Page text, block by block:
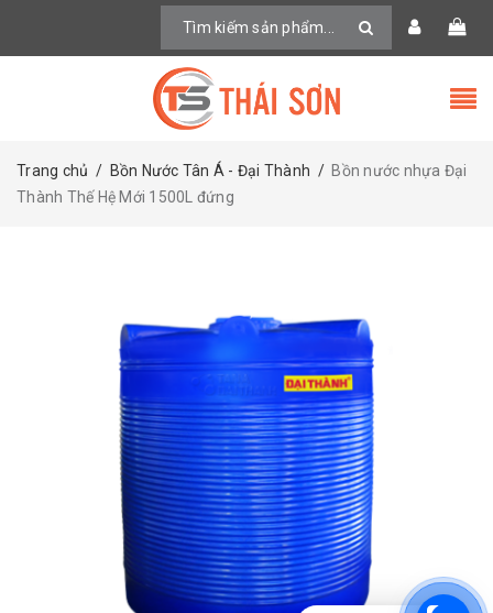
Trang chủ / Bồn Nước Tân Á - Đại Thành / Bồn nước nhựa Đại
Thành Thế Hệ Mới 1500L đứng